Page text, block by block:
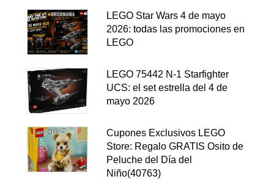
LEGO Star Wars 4 de mayo
2026: todas las promociones en
LEGO
LEGO 75442 N-1 Starfighter
UCS: el set estrella del 4 de
mayo 2026
Cupones Exclusivos LEGO
Store: Regalo GRATIS Osito de
Peluche del Día del
Niño(40763)